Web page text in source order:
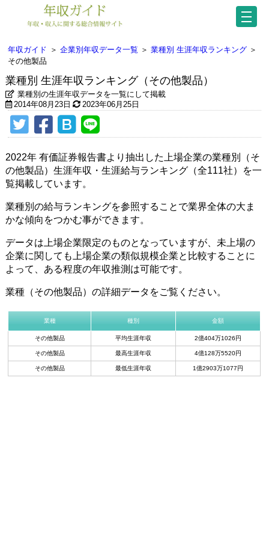
年収ガイド ＞ 企業別年収データ一覧 ＞ 業種別 生涯年収ランキング ＞
その他製品
業種別 生涯年収ランキング（その他製品）
業種別の生涯年収データを一覧にして掲載
2014年08月23日
2023年06月25日
2022年 有価証券報告書より抽出した上場企業の業種別（そ
の他製品）生涯年収・生涯給与ランキング（全111社）を一
覧掲載しています。
業種別の給与ランキングを参照することで業界全体の大ま
かな傾向をつかむ事ができます。
データは上場企業限定のものとなっていますが、未上場の
企業に関しても上場企業の類似規模企業と比較することに
よって、ある程度の年収推測は可能です。
業種（その他製品）の詳細データをご覧ください。
業種 種別 金額
その他製品 平均生涯年収 2億404万1026円
その他製品 最高生涯年収 4億128万5520円
その他製品 最低生涯年収 1億2903万1077円